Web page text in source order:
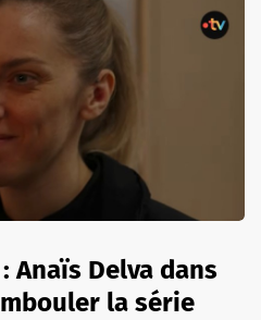
Anaïs Delva dans
la série